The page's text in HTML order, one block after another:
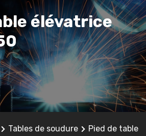
élévatrice
Tables de soudure
Pied de table